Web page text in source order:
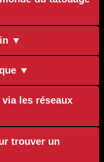
▼
▼
les réseaux
trouver un